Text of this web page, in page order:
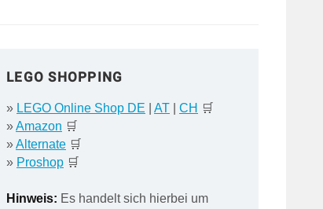
LEGO SHOPPING
» LEGO Online Shop DE AT| CH 🛒
»Amazon 🛒
»Alternate🛒
» Proshop🛒
Hinweis: Es handelt sich hierbei um